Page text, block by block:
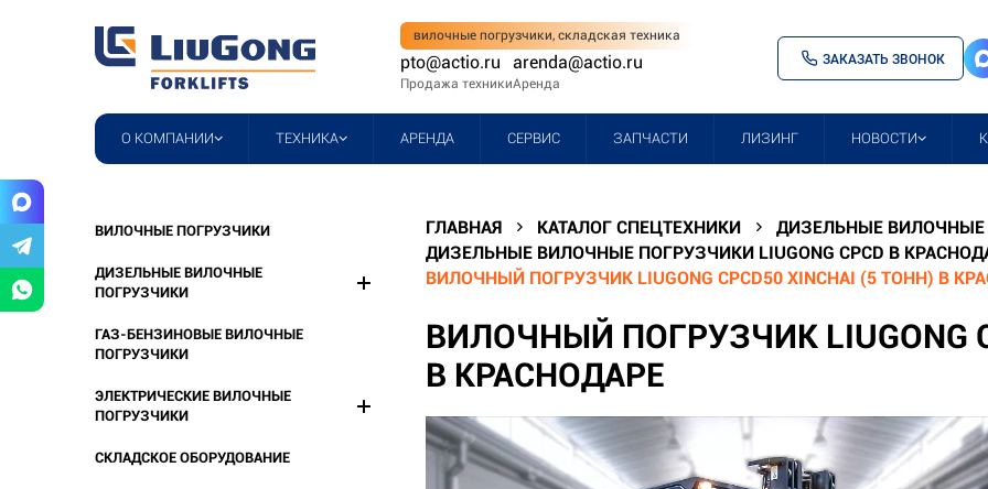
вилочные погрузчики, складская техника
pto@actio.ru
Продажа техники
arenda@actio.ru
Аренда
ЗАКАЗАТЬ ЗВОНОК
О КОМПАНИИ ТЕХНИКА АРЕНДА СЕРВИС ЗАПЧАСТИ ЛИЗИНГ НОВОСТИ
ВИЛОЧНЫЕ ПОГРУЗЧИКИ
ДИЗЕЛЬНЫЕ ВИЛОЧНЫЕ
ПОГРУЗЧИКИ
ГАЗ-БЕНЗИНОВЫЕ ВИЛОЧНЫЕ
ПОГРУЗЧИКИ
ЭЛЕКТРИЧЕСКИЕ ВИЛОЧНЫЕ
ПОГРУЗЧИКИ
СКЛАДСКОЕ ОБОРУДОВАНИЕ
ГЛАВНАЯ КАТАЛОГ СПЕЦТЕХНИКИ
ДИЗЕЛЬНЫЕ ВИЛОЧНЫЕ
ДИЗЕЛЬНЫЕ ВИЛОЧНЫЕ ПОГРУЗЧИКИ LIUGONG CPCD В
ВИЛОЧНЫЙ ПОГРУЗЧИК LIUGONG CPCD50 XINCHAI (5 ТОНН) В
ВИЛОЧНЫЙ ПОГРУЗЧИК LIUGONG
В КРАСНОДАРЕ